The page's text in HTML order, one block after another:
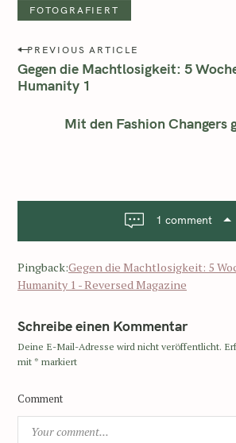
FOTOGRAFIERT
PREVIOUS ARTICLE
Gegen die Machtlosigkeit: 5
Humanity 1
Mit den Fashion Changers
1 comment
Pingback:Gegen die Machtlosigkeit: 5
Humanity 1 - Reversed Magazine
Schreibe einen Kommentar
Deine E-Mail-Adresse wird nicht veröffentlicht.
mit* markiert
Comment